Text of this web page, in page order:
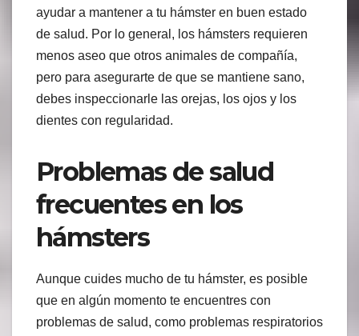
ayudar a mantener a tu hámster en buen estado
de salud. Por lo general, los hámsters requieren
menos aseo que otros animales de compañía,
pero para asegurarte de que se mantiene sano,
debes inspeccionarle las orejas, los ojos y los
dientes con regularidad.
Problemas de salud
frecuentes en los
hámsters
Aunque cuides mucho de tu hámster, es posible
que en algún momento te encuentres con
problemas de salud, como problemas respiratorios